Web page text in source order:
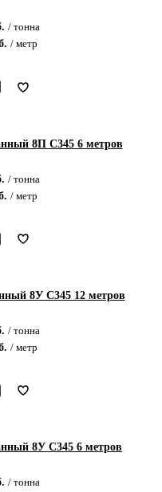
/ тонна
/ метр
8П С345 6 метров
/ тонна
/ метр
8У С345 12 метров
/ тонна
/ метр
8У С345 6 метров
/ тонна